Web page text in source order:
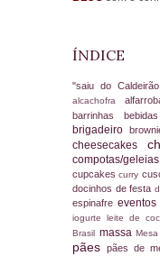
ÍNDICE
"saiu do
alcachofra
barrinhas
brigadeiro
cheesecakes
compotas/geleias
cupcakescurry
docinhos de festa
espinafreeventos
iogurte leite de
Brasil massa
pães pães de